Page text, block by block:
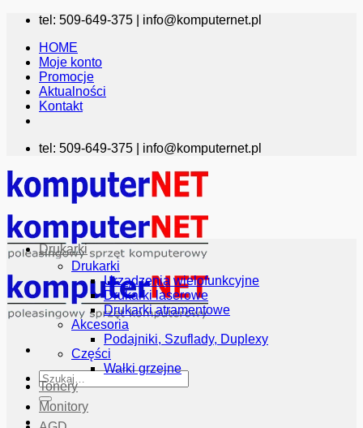
Przewiń
zawartości
tel: 509-649-375 | info@komputernet.pl
HOME
Moje konto
Promocje
Aktualności
Kontakt
tel: 509-649-375 | info@komputernet.pl
Szukaj:
Drukarki
Drukarki
Urządzenia wielofunkcyjne
Drukarki laserowe
Drukarki atramentowe
Akcesoria
Podajniki, Szuflady, Duplexy
Części
Wałki grzejne
Tonery
Monitory